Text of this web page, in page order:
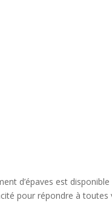
d’épaves est disponible
pour répondre à toutes